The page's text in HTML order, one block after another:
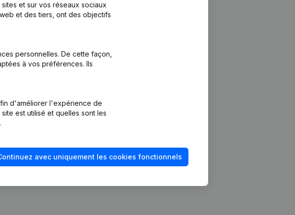
et sur vos réseaux sociaux
et des tiers, ont des objectifs
personnelles. De cette façon,
à vos préférences. Ils
d'améliorer l'expérience de
est utilisé et quelles sont les
avec uniquement les cookies fonctionnels
fraude
Consulter des comptes annuels
Vérification de la solvabilité